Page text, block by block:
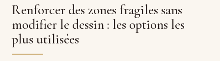
Renforcer des zones fragiles sans
modifier le dessin : les options les
plus utilisées